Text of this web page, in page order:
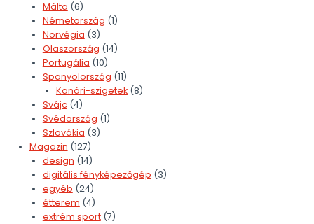
Málta (6)
Németország (1)
Norvégia (3)
Olaszország (14)
Portugália (10)
Spanyolország (11)
Kanári-szigetek(8)
Svájc(4)
Svédország (1)
Szlovákia (3)
Magazin (127)
design (14)
digitális fényképezőgép (3)
egyéb (24)
étterem (4)
extrém sport(7)